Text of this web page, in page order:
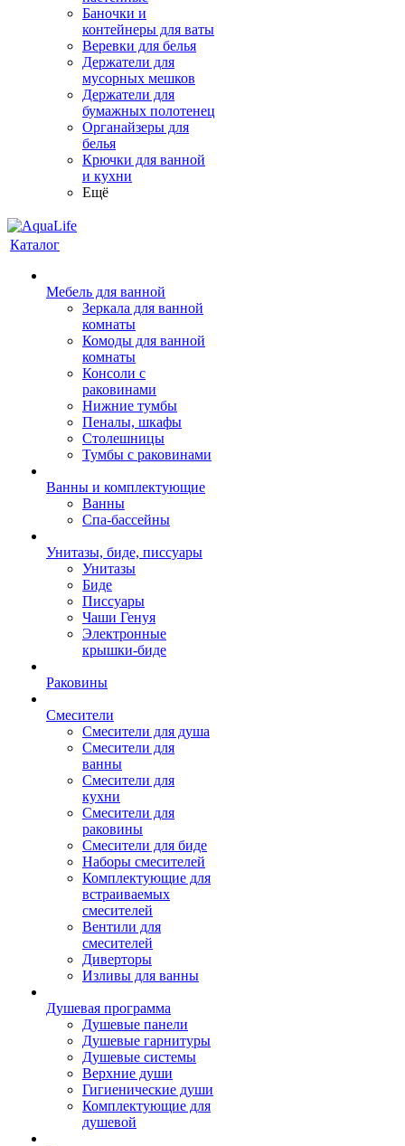
Баночки и
контейнеры для ваты
Веревки для белья
Держатели для
мусорных мешков
Держатели для
бумажных полотенец
Органайзеры для
белья
Крючки для ванной
и кухни
Ещё
Каталог
Мебель для ванной
Зеркала для ванной
комнаты
Комоды для ванной
комнаты
Консоли с
раковинами
Нижние тумбы
Пеналы, шкафы
Столешницы
Тумбы с раковинами
Ванны и комплектующие
Ванны
Спа-бассейны
Унитазы, биде, писсуары
Унитазы
Биде
Писсуары
Чаши Генуя
Электронные
крышки-биде
Раковины
Смесители
Смесители для душа
Смесители для
ванны
Смесители для
кухни
Смесители для
раковины
Смесители для биде
Наборы смесителей
Комплектующие для
встраиваемых
смесителей
Вентили для
смесителей
Диверторы
Изливы для ванны
Душевая программа
Душевые панели
Душевые гарнитуры
Душевые системы
Верхние души
Гигиенические души
Комплектующие для
душевой